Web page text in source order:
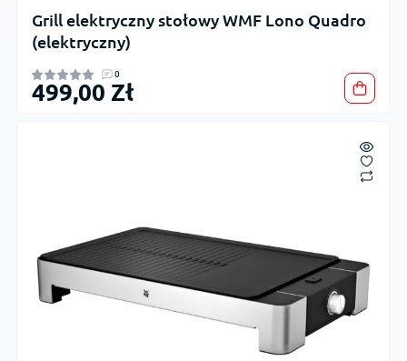
Grill elektryczny stołowy WMF Lono Quadro
(elektryczny)
0
499,00 Zł